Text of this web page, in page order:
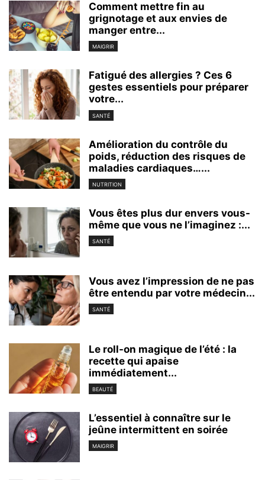
Comment mettre fin au
grignotage et aux envies de
manger entre...
MAIGRIR
Fatigué des allergies ? Ces 6
gestes essentiels pour préparer
votre...
SANTÉ
Amélioration du contrôle du
poids, réduction des risques de
maladies cardiaques…...
NUTRITION
Vous êtes plus dur envers vous-
même que vous ne l’imaginez :...
SANTÉ
Vous avez l’impression de ne pas
être entendu par votre médecin...
SANTÉ
Le roll-on magique de l’été : la
recette qui apaise
immédiatement...
BEAUTÉ
L’essentiel à connaître sur le
jeûne intermittent en soirée
MAIGRIR